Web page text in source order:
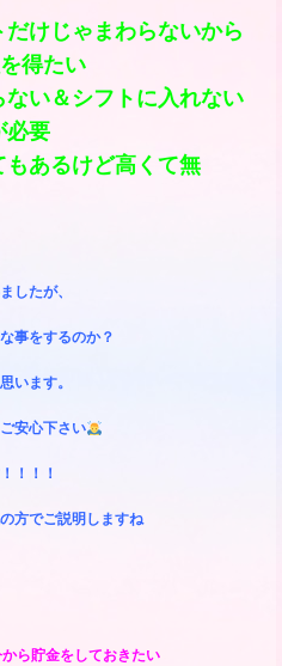
だけじゃまわらないから
得たい
ない＆シフトに入れない
必要
もあるけど高くて無
したが、
事をするのか？
います。
安心下さい
！！！
方でご説明しますね
ら貯金をしておきたい